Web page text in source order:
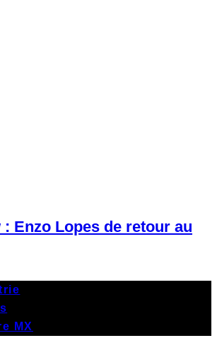
Enzo Lopes de retour au
MX